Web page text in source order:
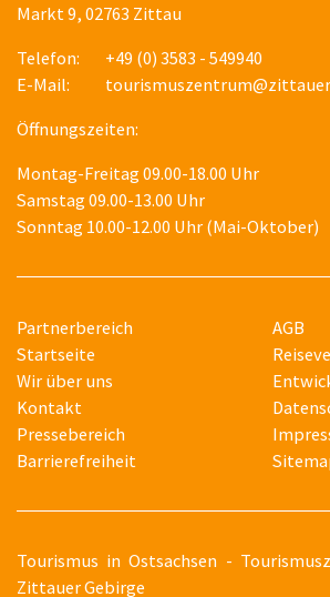
Markt 9, 02763 Zittau
Telefon:
+49 (0) 3583 - 549940
E-Mail:
Öffnungszeiten:
Montag-Freitag 09.00-18.00 Uhr
Samstag 09.00-13.00 Uhr
Sonntag 10.00-12.00 Uhr (Mai-Oktober)
Partnerbereich
Startseite
Wir über uns
Kontakt
Pressebereich
Barrierefreiheit
AGB
Tourismus in Ostsachsen -
Zittauer Gebirge